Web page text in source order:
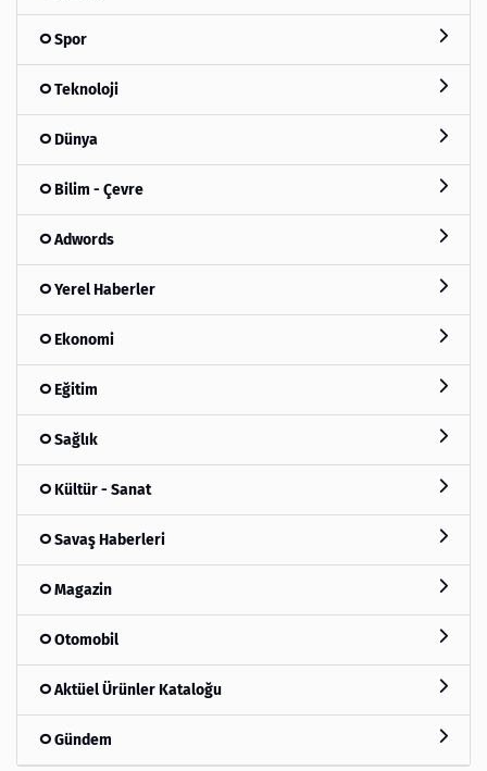
Spor
Teknoloji
Dünya
Bilim - Çevre
Adwords
Yerel Haberler
Ekonomi
Eğitim
Sağlık
Kültür - Sanat
Savaş Haberleri
Magazin
Otomobil
Aktüel Ürünler Kataloğu
Gündem